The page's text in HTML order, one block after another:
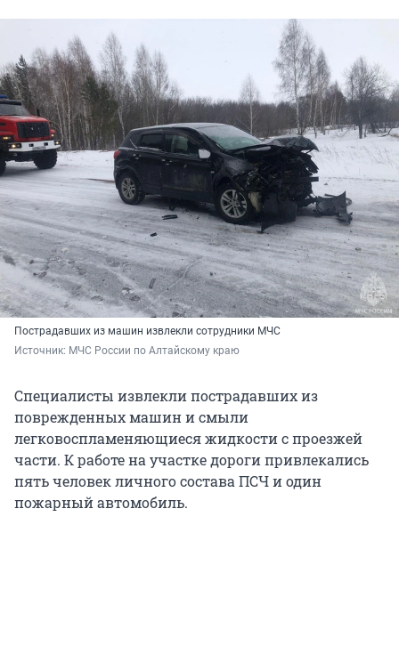
Пострадавших из машин извлекли сотрудники МЧС
Источник: МЧС России по Алтайскому краю
Специалисты извлекли пострадавших из
поврежденных машин и смыли
легковоспламеняющиеся жидкости с проезжей
части. К работе на участке дороги привлекались
пять человек личного состава ПСЧ и один
пожарный автомобиль.